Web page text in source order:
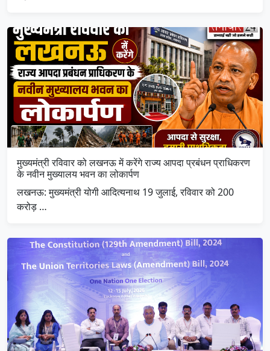
मुख्यमंत्री रविवार को लखनऊ में करेंगे राज्य आपदा प्रबंधन प्राधिकरण
के नवीन मुख्यालय भवन का लोकार्पण
लखनऊ: मुख्यमंत्री योगी आदित्यनाथ 19 जुलाई, रविवार को 200
करोड़ …